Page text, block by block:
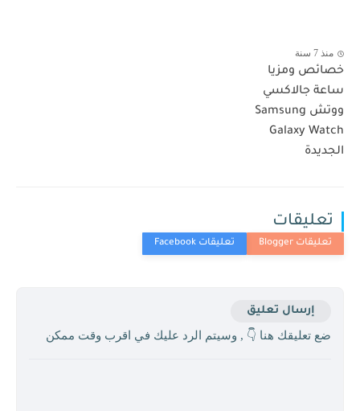
منذ 7 سنة
خصائص ومزيا
ساعة جالاكسي
ووتش Samsung
Galaxy Watch
الجديدة
تعليقات
إرسال تعليق
ضع تعليقك هنا 👇 , وسيتم الرد عليك في اقرب وقت ممكن